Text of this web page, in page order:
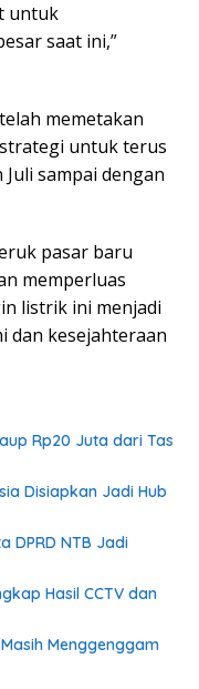
untuk
saat ini,”
memetakan
untuk terus
sampai dengan
pasar baru
memperluas
listrik ini menjadi
dan kesejahteraan
Rp20 Juta dari Tas
Disiapkan Jadi Hub
DPRD NTB Jadi
Hasil CCTV dan
Menggenggam